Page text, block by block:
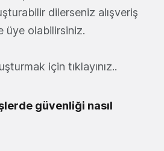
dilerseniz alışveriş
üye olabilirsiniz.
için tıklayınız..
güvenliği nasıl